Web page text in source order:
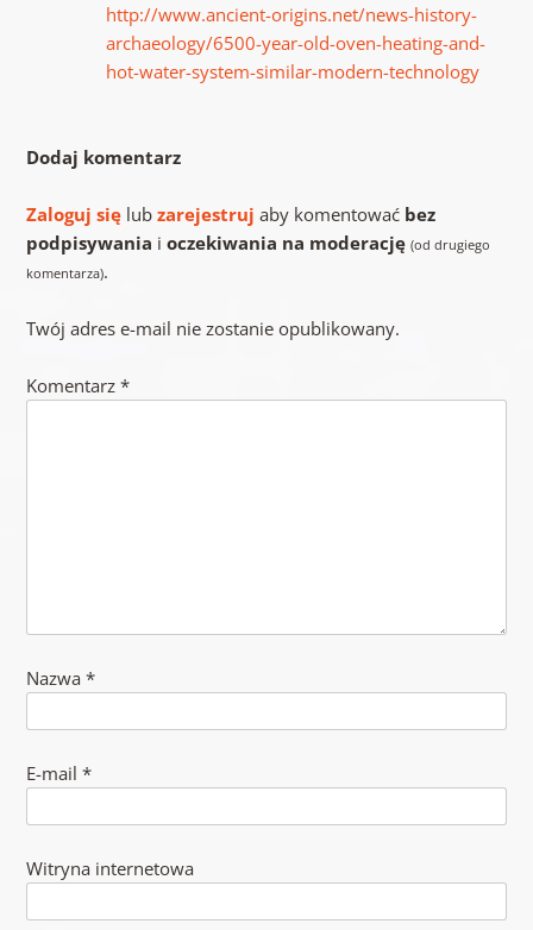
http://www.ancient-origins.net/news-history-
archaeology/6500-year-old-oven-heating-and-
hot-water-system-similar-modern-technology
Dodaj komentarz
Zaloguj sięlub zarejestruj aby komentować bez
podpisywania i oczekiwania na moderację (od drugiego
komentarza).
Twój adres e-mail nie zostanie opublikowany.
Komentarz *
Nazwa *
E-mail *
Witryna internetowa